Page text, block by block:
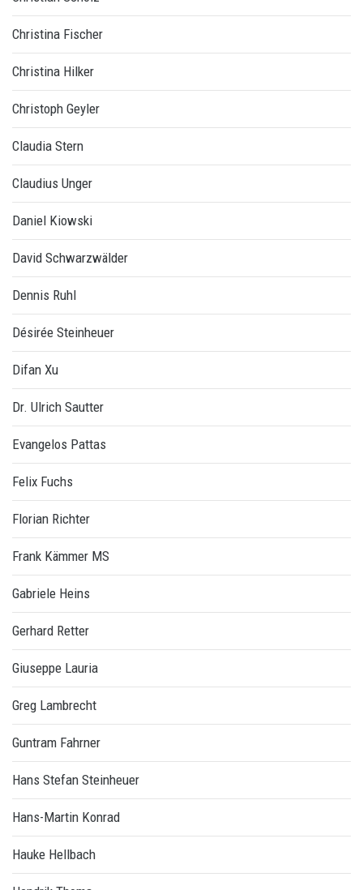
Christina Fischer
Christina Hilker
Christoph Geyler
Claudia Stern
Claudius Unger
Daniel Kiowski
David Schwarzwälder
Dennis Ruhl
Désirée Steinheuer
Difan Xu
Dr. Ulrich Sautter
Evangelos Pattas
Felix Fuchs
Florian Richter
Frank Kämmer MS
Gabriele Heins
Gerhard Retter
Giuseppe Lauria
Greg Lambrecht
Guntram Fahrner
Hans Stefan Steinheuer
Hans-Martin Konrad
Hauke Hellbach